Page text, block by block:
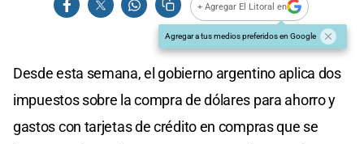
+ Agregar El Litoral en
Agregar a tus medios preferidos en Google
Desde esta semana, el gobierno argentino aplica dos
impuestos sobre la compra de dólares para ahorro y
gastos con tarjetas de crédito en compras que se